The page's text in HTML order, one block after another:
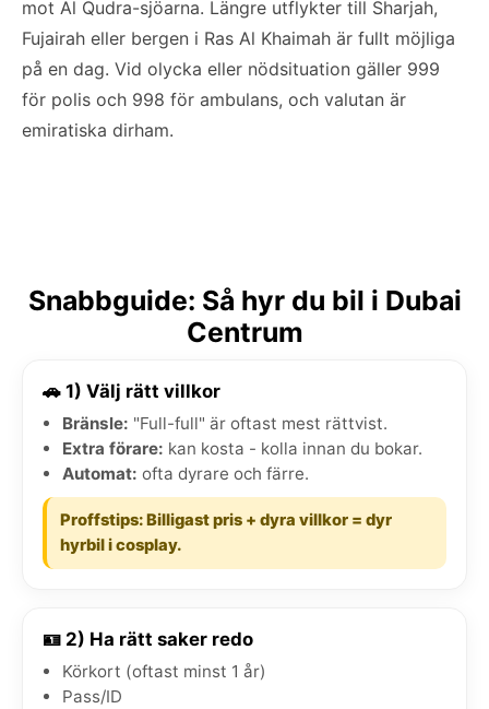
mot Al Qudra-sjöarna. Längre utflykter till Sharjah,
Fujairah eller bergen i Ras Al Khaimah är fullt möjliga
på en dag. Vid olycka eller nödsituation gäller 999
för polis och 998 för ambulans, och valutan är
emiratiska dirham.
Snabbguide: Så hyr du bil i Dubai
Centrum
🚗 1) Välj rätt villkor
Bränsle: "Full-full" är oftast mest rättvist.
Extra förare: kan kosta - kolla innan du bokar.
Automat: ofta dyrare och färre.
Proffstips: Billigast pris + dyra villkor = dyr
hyrbil i cosplay.
🪪 2) Ha rätt saker redo
Körkort (oftast minst 1 år)
Pass/ID